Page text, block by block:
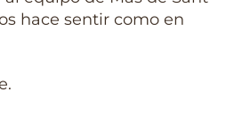
hace sentir como en